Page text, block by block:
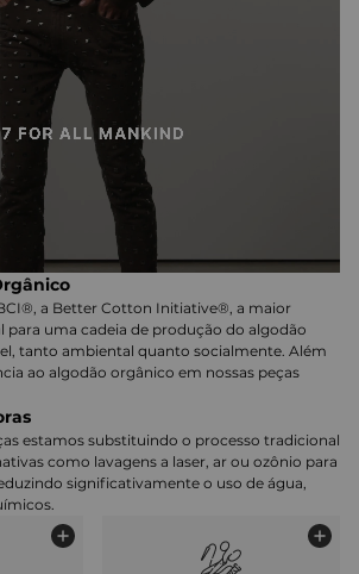
a Better Cotton Initiative®, a maior
para uma cadeia de produção do algodão
tanto ambiental quanto socialmente. Além
ao algodão orgânico em nossas peças
estamos substituindo o processo tradicional
como lavagens a laser, ar ou ozônio para
significativamente o uso de água,